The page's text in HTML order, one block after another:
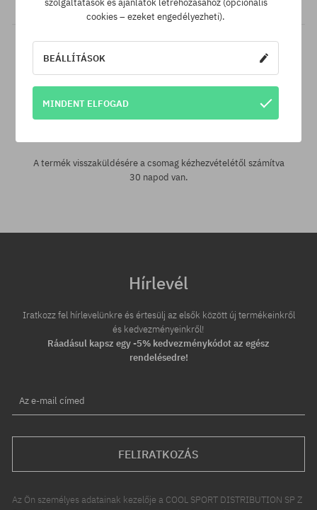
A termék visszaküldésére a csomag kézhezvételétől számítva
30 napod van.
Hírlevél
Iratkozz fel hírlevelünkre és értesülj az elsők között új termékeinkről
és kedvezményeinkről!
Ráadásul kapsz egy -5% kedvezménykódot az egész
rendelésedre!
Az e-mail címed
FELIRATKOZÁS
Az Ön személyes adatainak kezelője a COOL SPORT DISTRIBUTION SP Z
szolgáltatások és ajánlatok létrehozásához (opcionális
cookies – ezeket engedélyezheti).
BEÁLLÍTÁSOK
MINDENT ELFOGAD